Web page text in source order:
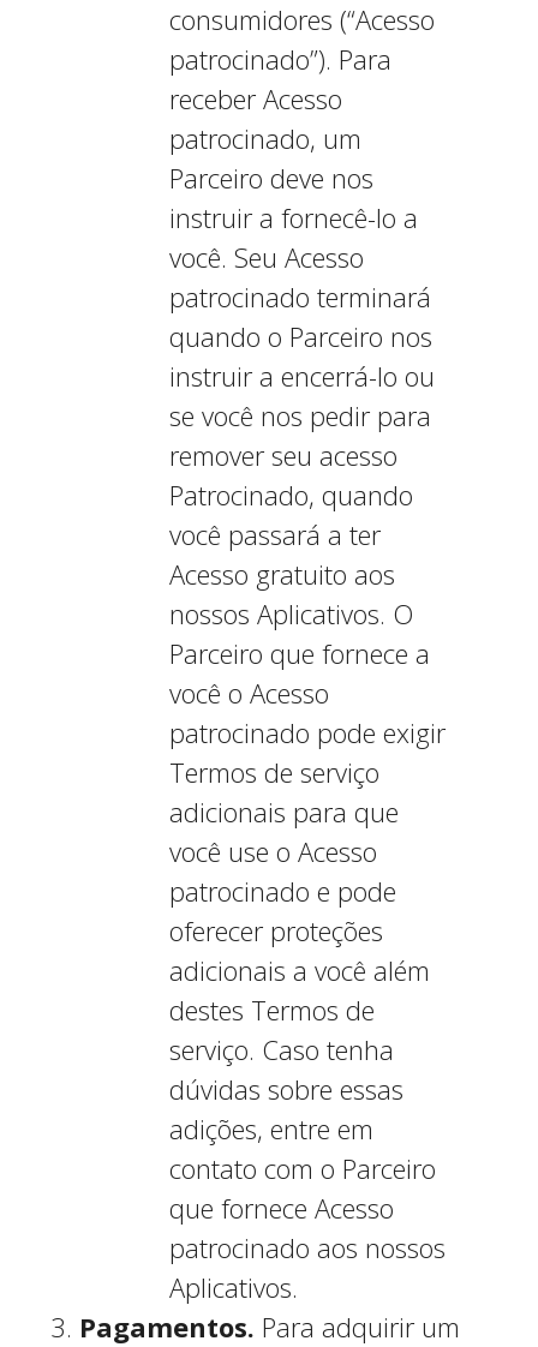
consumidores (“Acesso
patrocinado”). Para
receber Acesso
patrocinado, um
Parceiro deve nos
instruir a fornecê-lo a
você. Seu Acesso
patrocinado terminará
quando o Parceiro nos
instruir a encerrá-lo ou
se você nos pedir para
remover seu acesso
Patrocinado, quando
você passará a ter
Acesso gratuito aos
nossos Aplicativos. O
Parceiro que fornece a
você o Acesso
patrocinado pode exigir
Termos de serviço
adicionais para que
você use o Acesso
patrocinado e pode
oferecer proteções
adicionais a você além
destes Termos de
serviço. Caso tenha
dúvidas sobre essas
adições, entre em
contato com o Parceiro
que fornece Acesso
patrocinado aos nossos
Aplicativos.
Pagamentos. Para adquirir um